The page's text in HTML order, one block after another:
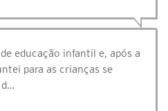
educação infantil e, após a
para as crianças se
d…